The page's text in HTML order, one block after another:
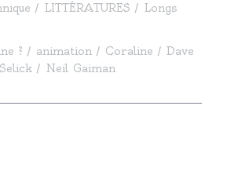
LITTÉRATURES
Longs
?
animation Coraline
Dave
Neil Gaiman